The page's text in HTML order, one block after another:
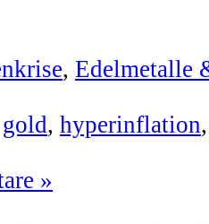
, Edelmetalle
gold, hyperinflation
»